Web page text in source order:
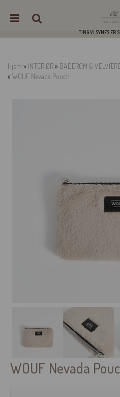
TING VI SYNES ER
Hjem » INTERIØR» BADEROM &
» WOUF Nevada Pouch
WOUF Nevada